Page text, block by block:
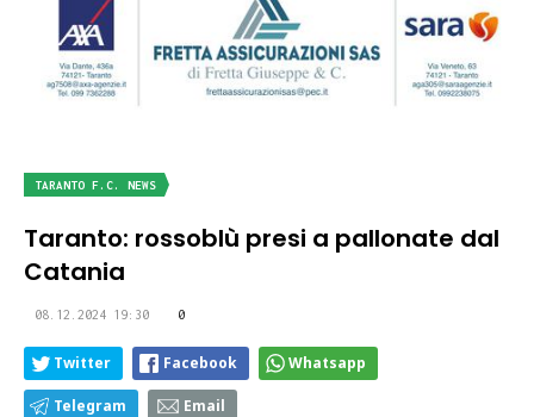
TARANTO F.C. NEWS
Taranto: rossoblù presi a pallonate dal
Catania
08.12.2024 19:30 0
Twitter Facebook Whatsapp
Telegram Email